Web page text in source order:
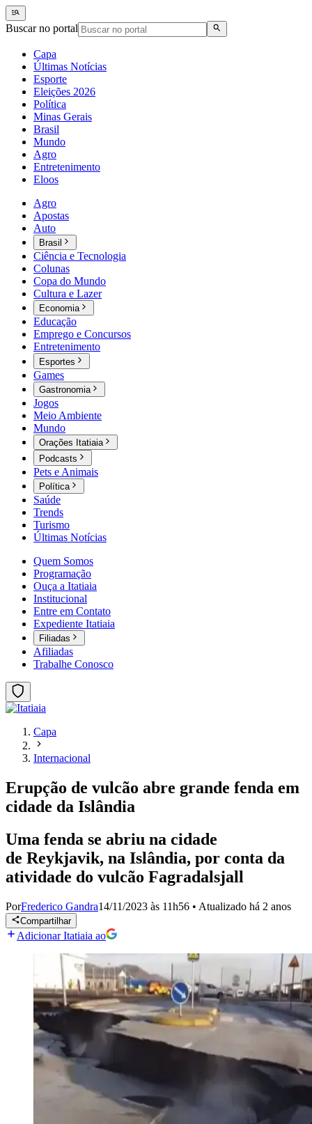
Buscar no portal
Capa
Últimas Notícias
Esporte
Eleições 2026
Política
Minas Gerais
Brasil
Mundo
Agro
Entretenimento
Eloos
Agro
Apostas
Auto
Brasil
Ciência e Tecnologia
Colunas
Copa do Mundo
Cultura e Lazer
Economia
Educação
Emprego e Concursos
Entretenimento
Esportes
Games
Gastronomia
Jogos
Meio Ambiente
Mundo
Orações Itatiaia
Podcasts
Pets e Animais
Política
Saúde
Trends
Turismo
Últimas Notícias
Quem Somos
Programação
Ouça a Itatiaia
Institucional
Entre em Contato
Expediente Itatiaia
Filiadas
Afiliadas
Trabalhe Conosco
Capa
Internacional
Erupção de vulcão abre grande fenda em
cidade da Islândia
Uma fenda se abriu na cidade
de Reykjavik, na Islândia, por conta da
atividade do vulcão Fagradalsjall
PorFrederico Gandra14/11/2023 às 11h56 • Atualizado há 2 anos
Compartilhar
Adicionar Itatiaia ao